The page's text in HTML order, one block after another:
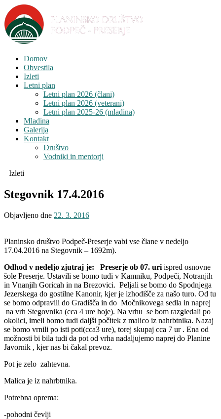
Domov
Obvestila
Izleti
Letni plan
Letni plan 2026 (člani)
Letni plan 2026 (veterani)
Letni plan 2025-26 (mladina)
Mladina
Galerija
Kontakt
Društvo
Vodniki in mentorji
Izleti
Stegovnik 17.4.2016
Objavljeno dne 22. 3. 2016
Planinsko društvo Podpeč-Preserje vabi vse člane v nedeljo
17.04.2016 na Stegovnik – 1692m).
Odhod v nedeljo zjutraj je: Preserje ob 07. uri ispred osnovne
šole Preserje. Ustavili se bomo tudi v Kamniku, Podpeči, Notranjih
in Vnanjih Goricah in na Brezovici. Peljali se bomo do Spodnjega
Jezerskega do gostilne Kanonir, kjer je izhodišče za našo turo. Od tu
se bomo odpravili do Gradišča in do Močnikovega sedla in naprej
na vrh Stegovnika (cca 4 ure hoje). Na vrhu se bom razgledali po
okolici, imeli bomo tudi daljši počitek z malico iz nahrbtnika. Nazaj
se bomo vrnili po isti poti(cca3 ure), torej skupaj cca 7 ur . Ena od
možnosti bi bila tudi da pot od vrha nadaljujemo naprej do Planine
Javornik , kjer nas bi čakal prevoz.
Pot je zelo zahtevna.
Malica je iz nahrbtnika.
Potrebna oprema:
-pohodni čevlji